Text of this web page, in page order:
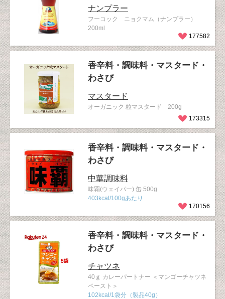
ナンプラー
フーコック ニョクマム（ナンプラー）
200ml
177582
香辛料・調味料・マスタード・
わさび
マスタード
オーガニック 粒マスタード 200g
173315
香辛料・調味料・マスタード・
わさび
中華調味料
味覇(ウェイパー) 缶 500g
403kcal/100gあたり
170156
香辛料・調味料・マスタード・
わさび
チャツネ
40ｇ カレーパートナー ＜マンゴーチャツネ
ペースト＞
102kcal/1袋分（製品40g）